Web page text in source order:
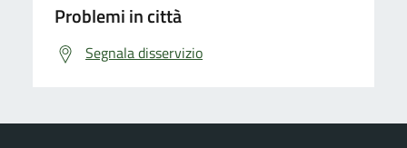
Problemi in città
Segnala disservizio